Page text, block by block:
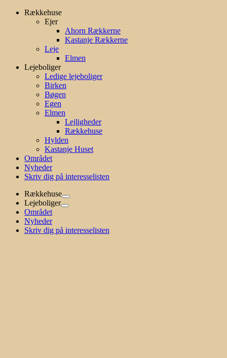
Skip
Rækkehuse
Ejer
Ahorn Rækkerne
Kastanje Rækkerne
Leje
Elmen
Lejeboliger
Ledige lejeboliger
Birken
Bøgen
Egen
Elmen
Lejligheder
Rækkehuse
Hylden
Kastanje Huset
Området
Nyheder
Skriv dig på interesselisten
Rækkehuse
Lejeboliger
Området
Nyheder
Skriv dig på interesselisten